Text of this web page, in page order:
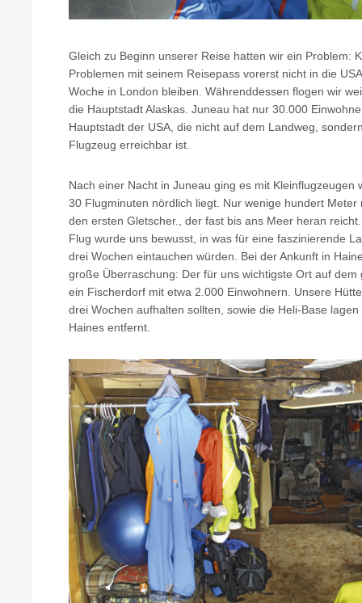
Gleich zu Beginn unserer Reise hatten wir ein Problem:
Problemen mit seinem Reisepass vorerst nicht in die
Woche in London bleiben. Währenddessen flogen wir
die Hauptstadt Alaskas. Juneau hat nur 30.000
Hauptstadt der USA, die nicht auf dem Landweg,
Flugzeug erreichbar ist.
Nach einer Nacht in Juneau ging es mit Kleinflugzeugen
30 Flugminuten nördlich liegt. Nur wenige hundert
den ersten Gletscher., der fast bis ans Meer heran
Flug wurde uns bewusst, in was für eine faszinierende
drei Wochen eintauchen würden. Bei der Ankunft in
große Überraschung: Der für uns wichtigste Ort auf
ein Fischerdorf mit etwa 2.000 Einwohnern. Unsere
drei Wochen aufhalten sollten, sowie die Heli-Base
Haines entfernt.